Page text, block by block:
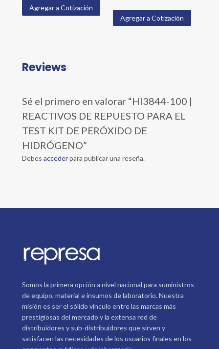
Agregar a Cotización
Agregar a Cotización
Reviews
Sé el primero en valorar “HI3844-100 |
REACTIVOS DE REPUESTO PARA EL
TEST KIT DE PERÓXIDO DE
HIDRÓGENO”
Debes accederpara publicar una reseña.
Somos la primera opción a nivel nacional para suministros
de equipo, material e insumos de laboratorio. Nuestra
misión es ser el sólido vínculo entre las marcas más
prestigiosas del mercado y la extensa red de
distribuidores y sub-distribuidores que sirven y
satisfacen las necesidades de los usuarios finales en los